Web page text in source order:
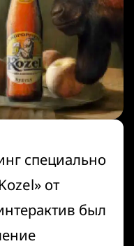
специально
от
был